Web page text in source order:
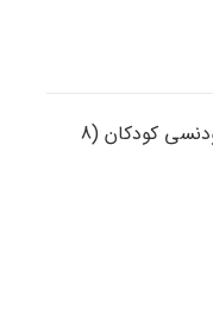
آشنایی با مشکلات ارتودنسی کودکان (8